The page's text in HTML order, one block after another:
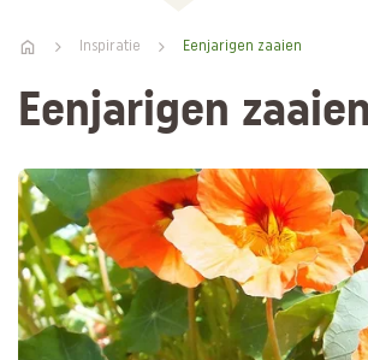
Inspiratie Eenjarigen zaaien
Eenjarigen zaaien